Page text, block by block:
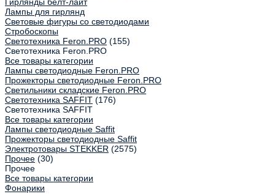
Гирлянды белт-лайт
Лампы для гирлянд
Световые фигуры со светодиодами
Стробоскопы
Светотехника Feron.PRO (155)
Светотехника Feron.PRO
Все товары категории
Лампы светодиодные Feron.PRO
Прожекторы светодиодные Feron.PRO
Светильники складские Feron.PRO
Светотехника SAFFIT (176)
Светотехника SAFFIT
Все товары категории
Лампы светодиодные Saffit
Прожекторы светодиодные Saffit
Электротовары STEKKER (2575)
Прочее (30)
Прочее
Все товары категории
Фонарики